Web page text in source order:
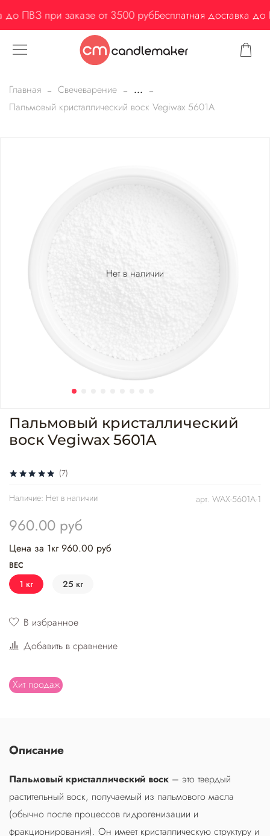
ПВЗ при заказе от 3500 рубБесплатная доставка до
Главная Свечеварение
...
Пальмовый кристаллический воск Vegiwax 5601A
Нет в наличии
(7)
арт. WAX-5601A-1
Наличие: Нет в наличии
Хит продаж
Пальмовый кристаллический
воск Vegiwax 5601A
960.00 руб
Цена за 1кг 960.00 руб
В избранное
Добавить в сравнение
ВЕС
1 кг 25 кг
Описание
Пальмовый кристаллический воск – это твердый
растительный воск, получаемый из пальмового масла
(обычно после процессов гидрогенизации и
фракционирования). Он имеет кристаллическую структуру и